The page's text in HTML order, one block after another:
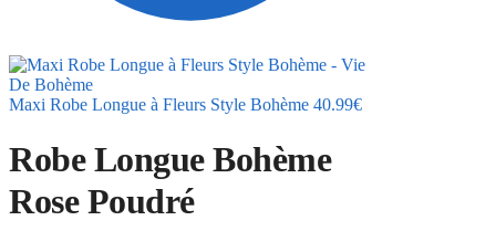
Maxi Robe Longue à Fleurs Style Bohème 40.99€
Robe Longue Bohème
Rose Poudré